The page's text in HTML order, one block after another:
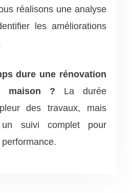
réalisons une analyse
les améliorations
dure une rénovation
maison ? La durée
des travaux, mais
suivi complet pour